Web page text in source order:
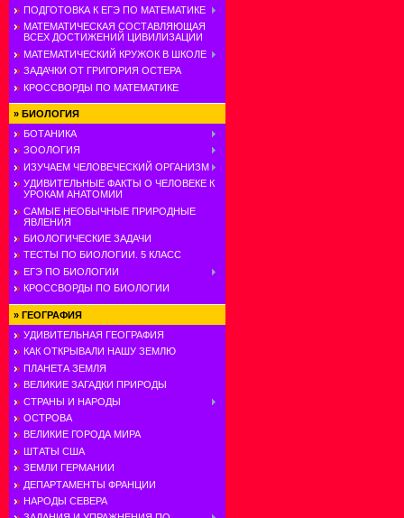
ПОДГОТОВКА К ЕГЭ ПО МАТЕМАТИКЕ
МАТЕМАТИЧЕСКАЯ СОСТАВЛЯЮЩАЯ
ВСЕХ ДОСТИЖЕНИЙ ЦИВИЛИЗАЦИИ
МАТЕМАТИЧЕСКИЙ КРУЖОК В ШКОЛЕ
ЗАДАЧКИ ОТ ГРИГОРИЯ ОСТЕРА
КРОССВОРДЫ ПО МАТЕМАТИКЕ
» БИОЛОГИЯ
БОТАНИКА
ЗООЛОГИЯ
ИЗУЧАЕМ ЧЕЛОВЕЧЕСКИЙ ОРГАНИЗМ
УДИВИТЕЛЬНЫЕ ФАКТЫ О ЧЕЛОВЕКЕ К
УРОКАМ АНАТОМИИ
САМЫЕ НЕОБЫЧНЫЕ ПРИРОДНЫЕ
ЯВЛЕНИЯ
БИОЛОГИЧЕСКИЕ ЗАДАЧИ
ТЕСТЫ ПО БИОЛОГИИ. 5 КЛАСС
ЕГЭ ПО БИОЛОГИИ
КРОССВОРДЫ ПО БИОЛОГИИ
» ГЕОГРАФИЯ
УДИВИТЕЛЬНАЯ ГЕОГРАФИЯ
КАК ОТКРЫВАЛИ НАШУ ЗЕМЛЮ
ПЛАНЕТА ЗЕМЛЯ
ВЕЛИКИЕ ЗАГАДКИ ПРИРОДЫ
СТРАНЫ И НАРОДЫ
ОСТРОВА
ВЕЛИКИЕ ГОРОДА МИРА
ШТАТЫ США
ЗЕМЛИ ГЕРМАНИИ
ДЕПАРТАМЕНТЫ ФРАНЦИИ
НАРОДЫ СЕВЕРА